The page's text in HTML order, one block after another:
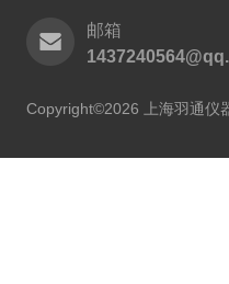
邮箱
Copyright©2026 上海羽通